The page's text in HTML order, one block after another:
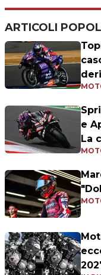
ARTICOLI
e
La